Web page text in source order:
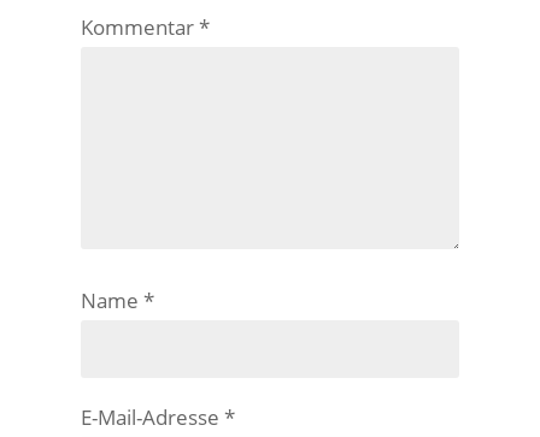
Kommentar*
Name*
E-Mail-Adresse*